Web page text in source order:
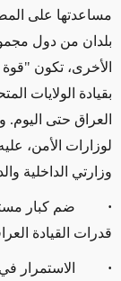
مساعدتها على
بلدان من دول
الأخرى، تكون
بقيادة الولايات
العراق حتى
لوزارات الأمن،
وزارتي الداخلية
· ضم كبار
قدرات القيادة
· الاستمرار في